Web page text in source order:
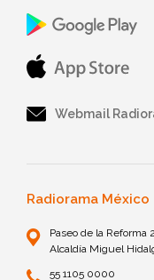
Webmail
Radiorama México
Paseo de la Reforma
Alcaldía Miguel
55 1105 0000